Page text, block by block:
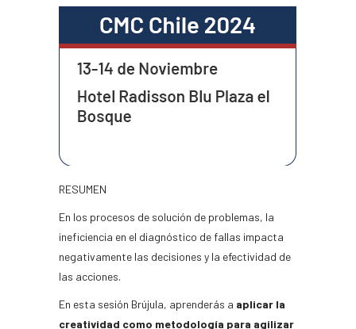
RESUMEN
En los procesos de solución de problemas, la
ineficiencia en el diagnóstico de fallas impacta
negativamente las decisiones y la efectividad de
las acciones.
En esta sesión Brújula, aprenderás a aplicar la
creatividad como metodología para agilizar